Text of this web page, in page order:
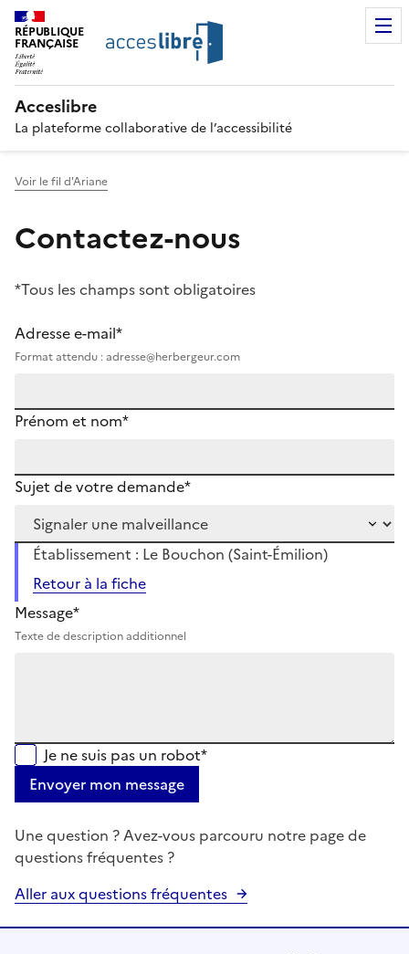
RÉPUBLIQUE
FRANÇAISE
Acceslibre
La plateforme collaborative de l’accessibilité
Voir le fil d'Ariane
Contactez-nous
*Tous les champs sont obligatoires
Adresse e-mail*
Format attendu : adresse@herbergeur.com
Prénom et nom*
Sujet de votre demande*
Établissement : Le Bouchon (Saint-Émilion)
Retour à la fiche
Message*
Texte de description additionnel
Je ne suis pas un robot*
Envoyer mon message
Une question ? Avez-vous parcouru notre page de
questions fréquentes ?
Aller aux questions fréquentes